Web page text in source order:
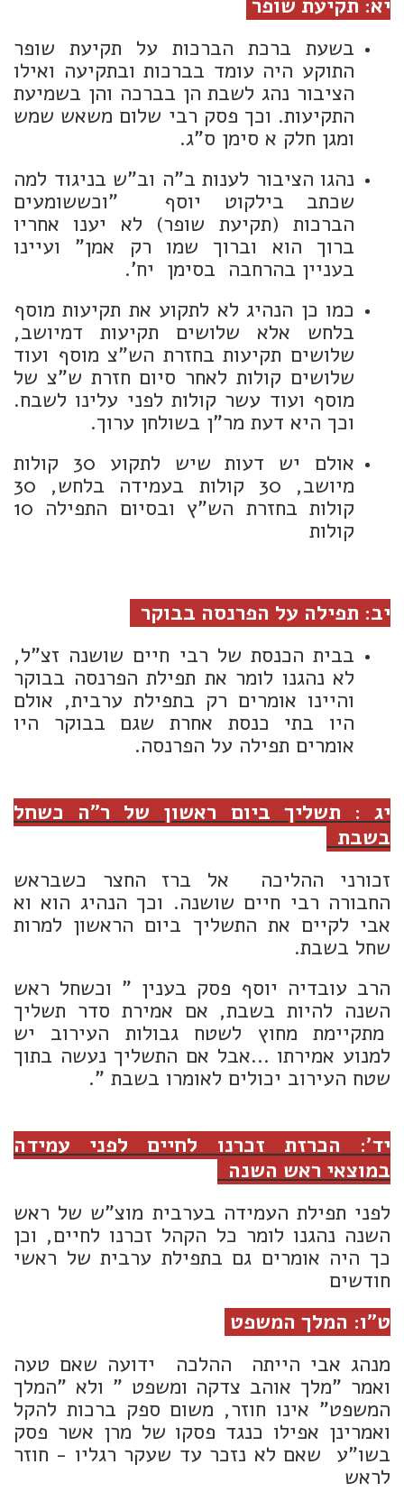
יא: תקיעת שופר
בשעת ברכת הברכות על תקיעת שופר
התוקע היה עומד בברכות ובתקיעה ואילו
הציבור נהג לשבת הן בברכה והן בשמיעת
התקיעות. וכך פסק רבי שלום משאש שמש
ומגן חלק א סימן ס"ג.
נהגו הציבור לענות ב"ה וב"ש בניגוד למה
שכתב בילקוט יוסף "וכששומעים
הברכות (תקיעת שופר) לא יענו אחריו
ברוך הוא וברוך שמו רק אמן" ועיינו
בעניין בהרחבה בסימן יח'.
כמו כן הנהיג לא לתקוע את תקיעות מוסף
בלחש אלא שלושים תקיעות דמיושב,
שלושים תקיעות בחזרת הש"צ מוסף ועוד
שלושים קולות לאחר סיום חזרת ש"צ של
מוסף ועוד עשר קולות לפני עלינו לשבח.
וכך היא דעת מר"ן בשולחן ערוך.
אולם יש דעות שיש לתקוע 30 קולות
מיושב, 30 קולות בעמידה בלחש, 30
קולות בחזרת הש"ץ ובסיום התפילה 10
קולות
יב: תפילה על הפרנסה בבוקר
בבית הכנסת של רבי חיים שושנה זצ"ל,
לא נהגנו לומר את תפילת הפרנסה בבוקר
והיינו אומרים רק בתפילת ערבית, אולם
היו בתי כנסת אחרת שגם בבוקר היו
אומרים תפילה על הפרנסה.
יג : תשליך ביום ראשון של ר"ה כשחל
בשבת
זכורני ההליכה אל ברז החצר כשבראש
החבורה רבי חיים שושנה. וכך הנהיג הוא וא
אבי לקיים את התשליך ביום הראשון למרות
שחל בשבת.
הרב עובדיה יוסף פסק בענין " וכשחל ראש
השנה להיות בשבת, אם אמירת סדר תשליך
מתקיימת מחוץ לשטח גבולות העירוב יש
למנוע אמירתו ...אבל אם התשליך נעשה בתוך
שטח העירוב יכולים לאומרו בשבת ".
יד': הכרזת זכרנו לחיים לפני עמידה
במוצאי ראש השנה
לפני תפילת העמידה בערבית מוצ"ש של ראש
השנה נהגנו לומר כל הקהל זכרנו לחיים, וכן
כך היה אומרים גם בתפילת ערבית של ראשי
חודשים
ט"ו: המלך המשפט
מנהג אבי הייתה ההלכה ידועה שאם טעה
ואמר "מלך אוהב צדקה ומשפט " ולא "המלך
המשפט" אינו חוזר, משום ספק ברכות להקל
ואמרינן אפילו כנגד פסקו של מרן אשר פסק
בשו"ע שאם לא נזכר עד שעקר רגליו - חוזר
לראש